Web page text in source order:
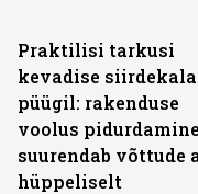
Praktilisi tarkusi
kevadise siirdekala
püügil: rakenduse
voolus pidurdamine
suurendab võttude
hüppeliselt